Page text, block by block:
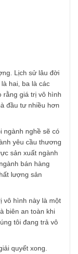
cho điều này là
các ngành nghề
nhau ạ? ( ý em là
đồ uống phải
là thương hiệu đồ gỗ
cổ phiếu, chẳng
đưa ” giá trị ” này
là tài sản vô hình
với ạ!
lượng. Lịch sử lâu